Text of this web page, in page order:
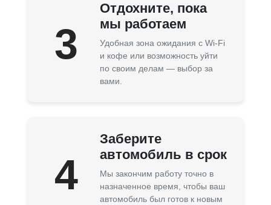
3
Отдохните, пока
мы работаем
Удобная зона ожидания с Wi-Fi
и кофе или возможность уйти
по своим делам — выбор за
вами.
4
Заберите
автомобиль в срок
Мы закончим работу точно в
назначенное время, чтобы ваш
автомобиль был готов к новым